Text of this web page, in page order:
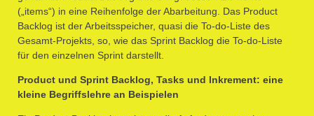
(„items“) in eine Reihenfolge der Abarbeitung. Das Product
Backlog ist der Arbeitsspeicher, quasi die To-do-Liste des
Gesamt-Projekts, so, wie das Sprint Backlog die To-do-Liste
für den einzelnen Sprint darstellt.
Product und Sprint Backlog, Tasks und Inkrement: eine
kleine Begriffslehre an Beispielen